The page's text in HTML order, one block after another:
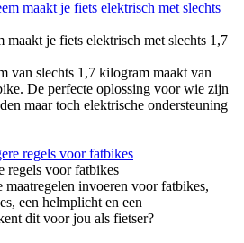
maakt je fiets elektrisch met slechts 1,7
van slechts 1,7 kilogram maakt van
De perfecte oplossing voor wie zijn
maar toch elektrische ondersteuning
regels voor fatbikes
invoeren voor fatbikes,
een helmplicht en een
dit voor jou als fietser?